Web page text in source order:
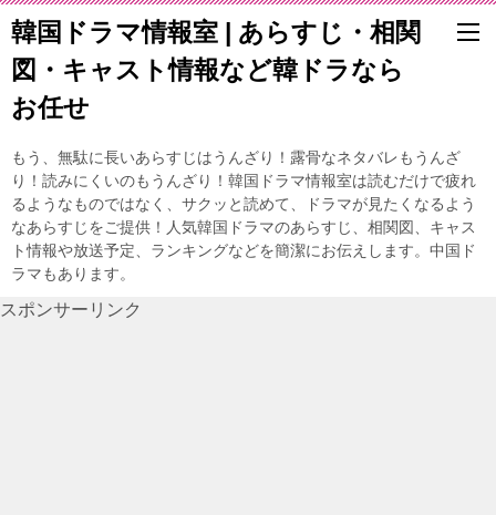
韓国ドラマ情報室 | あらすじ・相関
図・キャスト情報など韓ドラなら
お任せ
もう、無駄に長いあらすじはうんざり！露骨なネタバレもうんざ
り！読みにくいのもうんざり！韓国ドラマ情報室は読むだけで疲れ
るようなものではなく、サクッと読めて、ドラマが見たくなるよう
なあらすじをご提供！人気韓国ドラマのあらすじ、相関図、キャス
ト情報や放送予定、ランキングなどを簡潔にお伝えします。中国ド
ラマもあります。
スポンサーリンク